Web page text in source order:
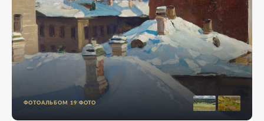
ФОТОАЛЬБОМ 19 ФОТО